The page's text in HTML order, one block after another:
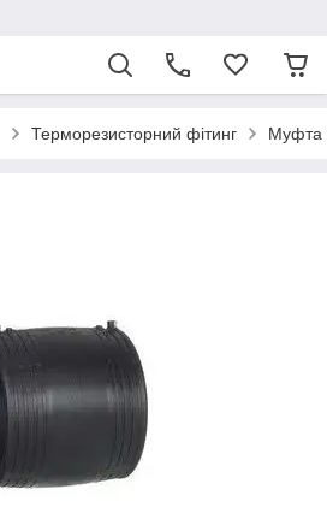
Терморезисторний фітинг Муфта